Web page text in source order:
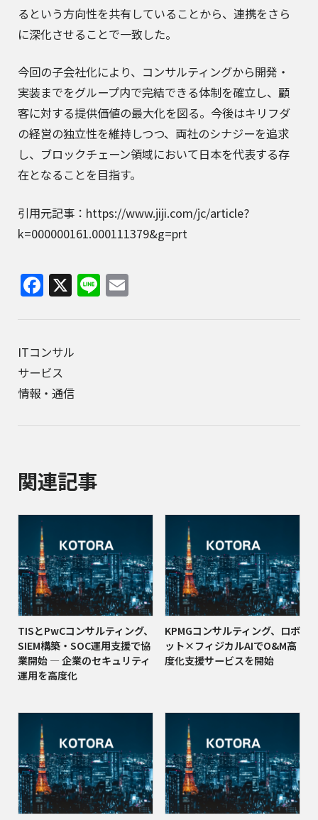
るという方向性を共有していることから、連携をさら
に深化させることで一致した。
今回の子会社化により、コンサルティングから開発・
実装までをグループ内で完結できる体制を確立し、顧
客に対する提供価値の最大化を図る。今後はキリフダ
の経営の独立性を維持しつつ、両社のシナジーを追求
し、ブロックチェーン領域において日本を代表する存
在となることを目指す。
引用元記事：https://www.jiji.com/jc/article?
k=000000161.000111379&g=prt
Facebook
X Line
ITコンサル
サービス
情報・通信
関連記事
TISとPwCコンサルティング、
SIEM構築・SOC運用支援で協
業開始 ― 企業のセキュリティ
運用を高度化
KPMGコンサルティング、ロボ
ット×フィジカルAIでO&M高
度化支援サービスを開始